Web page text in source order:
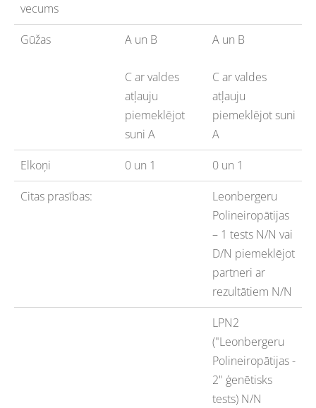
vecums
Gūžas A un B
C ar valdes
atļauju
piemeklējot
suni A
A un B
C ar valdes
atļauju
piemeklējot suni
A
Elkoņi 0 un 1
0 un 1
Citas prasības:
Leonbergeru
Polineiropātijas
– 1 tests N/N vai
D/N piemeklējot
partneri ar
rezultātiem N/N
LPN2
("Leonbergeru
Polineiropātijas -
2" ģenētisks
tests) N/N